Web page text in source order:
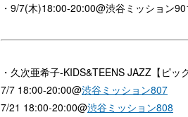
・ 9/7(木)18:00-20:00@渋谷ミッション
・久次亜希子-KIDS&TEENS JAZZ【ピッ
7/7 18:00-20:00@渋谷ミッション807
7/21 18:00-20:00@渋谷ミッション808